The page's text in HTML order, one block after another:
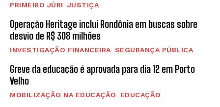
PRIMEIRO JÚRI JUSTIÇA
Operação Heritage inclui Rondônia em buscas sobre
desvio de R$ 308 milhões
INVESTIGAÇÃO FINANCEIRA SEGURANÇA PÚBLICA
Greve da educação é aprovada para dia 12 em Porto
Velho
MOBILIZAÇÃO NA EDUCAÇÃO EDUCAÇÃO